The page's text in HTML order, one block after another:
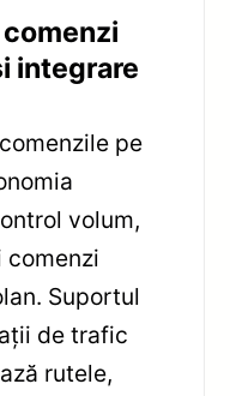
integrare
pe
volum,
comenzi
Suportul
de trafic
rutele,